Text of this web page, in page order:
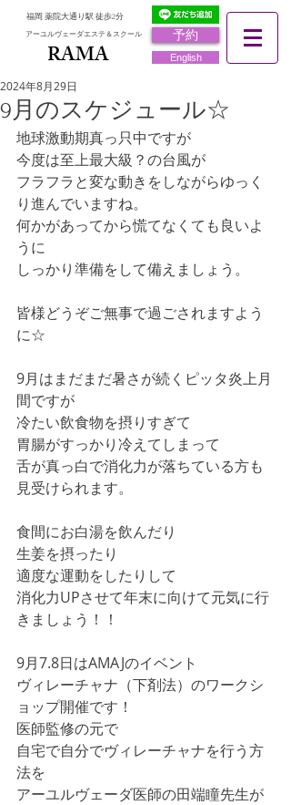
予約
福岡 薬院大通り駅 徒歩2分
アーユルヴェーダエステ＆スクール
RAMA English
9月のスケジュール☆
2024年8月29日
地球激動期真っ只中ですが
今度は至上最大級？の台風が
フラフラと変な動きをしながらゆっく
り進んでいますね。
何かがあってから慌てなくても良いよ
うに
しっかり準備をして備えましょう。
皆様どうぞご無事で過ごされますよう
に☆
9月はまだまだ暑さが続くピッタ炎上月
間ですが
冷たい飲食物を摂りすぎて
胃腸がすっかり冷えてしまって
舌が真っ白で消化力が落ちている方も
見受けられます。
食間にお白湯を飲んだり
生姜を摂ったり
適度な運動をしたりして
消化力UPさせて年末に向けて元気に行
きましょう！！
9月7.8日はAMAJのイベント
ヴィレーチャナ（下剤法）のワークシ
ョップ開催です！
医師監修の元で
自宅で自分でヴィレーチャナを行う方
法を
アーユルヴェーダ医師の田端瞳先生が